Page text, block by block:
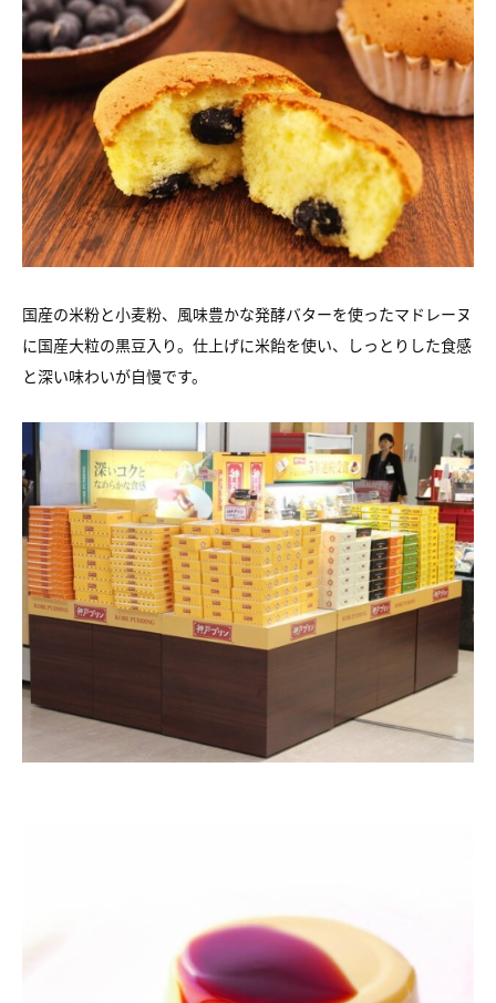
国産の米粉と小麦粉、風味豊かな発酵バターを使ったマドレーヌ
に国産大粒の黒豆入り。仕上げに米飴を使い、しっとりした食感
と深い味わいが自慢です。